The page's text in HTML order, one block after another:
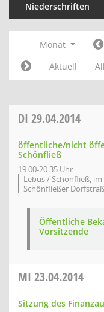
Niederschriften
Monat
Aktuell
DI 29.04.2014
öffentliche/nicht
Schönfließ
19:00-20:35 Uhr
Lebus / Schönfließ,
Schönfließer
Öffentliche
Vorsitzende
MI 23.04.2014
Sitzung des